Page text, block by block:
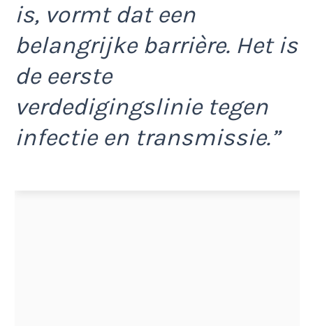
is, vormt dat een
belangrijke barrière. Het is
de eerste
verdedigingslinie tegen
infectie en transmissie.”